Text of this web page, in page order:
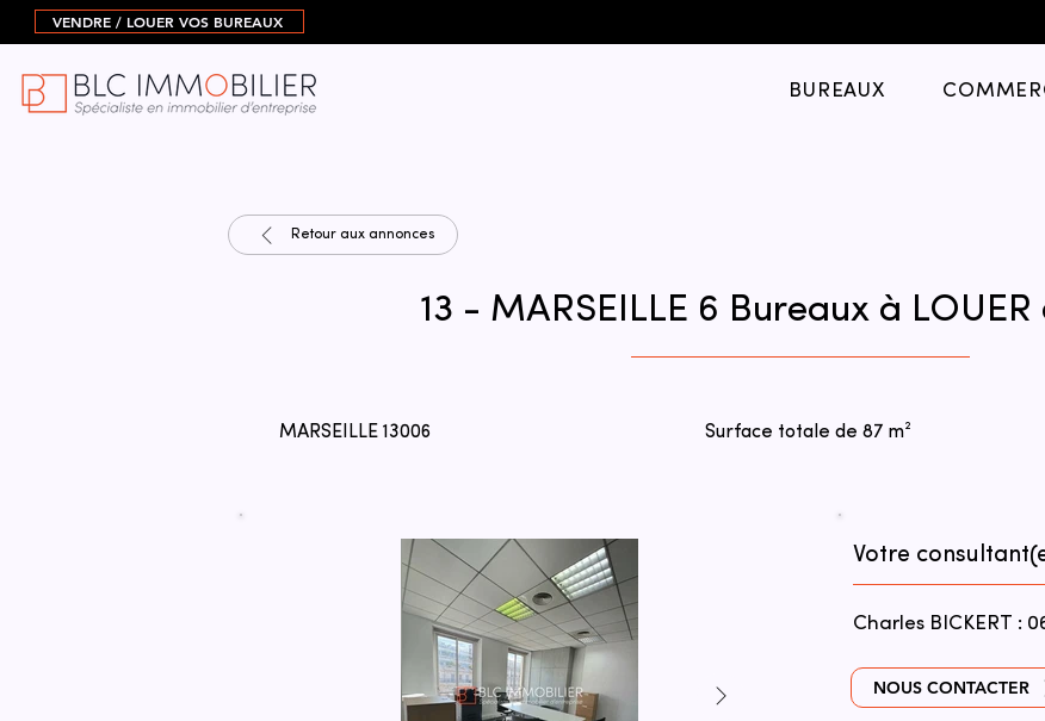
VENDRE / LOUER VOS BUREAUX
BUREAUX
Retour aux annonces
13 - MARSEILLE 6 Bureaux à LOUER
MARSEILLE 13006 Surface totale de 87 m²
Votre
Charles BICKERT :
NOUS CONTACTER